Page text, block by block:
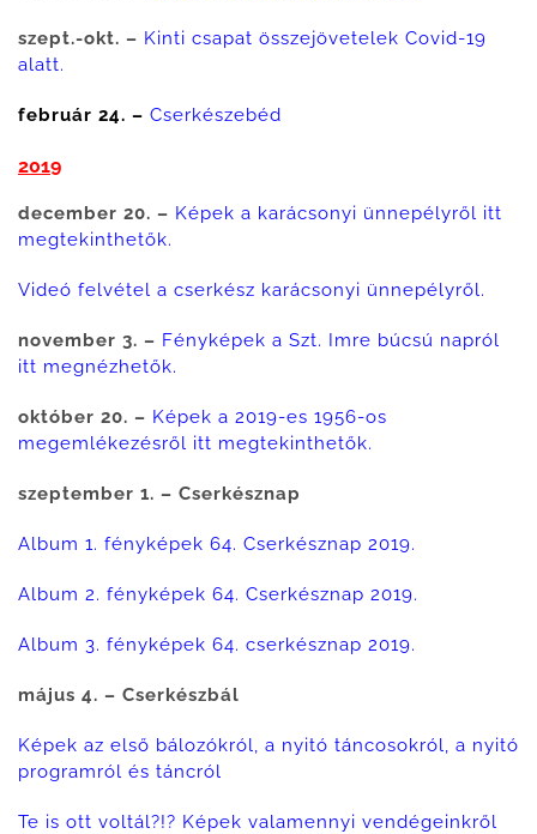
szept.-okt. – Kinti csapat összejövetelek Covid-19
alatt.
február 24. – Cserkészebéd
2019
december 20. – Képek a karácsonyi ünnepélyről itt
megtekinthetők.
Videó felvétel a cserkész karácsonyi ünnepélyről.
november 3. – Fényképek a Szt. Imre búcsú napról
itt megnézhetők.
október 20. – Képek a 2019-es 1956-os
megemlékezésről itt megtekinthetők.
szeptember 1. – Cserkésznap
Album 1. fényképek 64. Cserkésznap 2019.
Album 2. fényképek 64. Cserkésznap 2019.
Album 3. fényképek 64. cserkésznap 2019.
május 4. – Cserkészbál
Képek az első bálozókról, a nyitó táncosokról, a nyitó
programról és táncról
Te is ott voltál?!? Képek valamennyi vendégeinkről